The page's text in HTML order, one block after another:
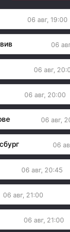
06 авг, 19:00
06
06 авг,
06 авг, 20:00
06 авг,
06
06 авг, 20:45
06 авг, 21:00
06 авг, 21:00